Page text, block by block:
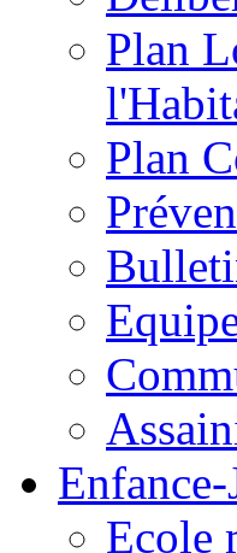
Plan
Plan
Enfance-
Ecole